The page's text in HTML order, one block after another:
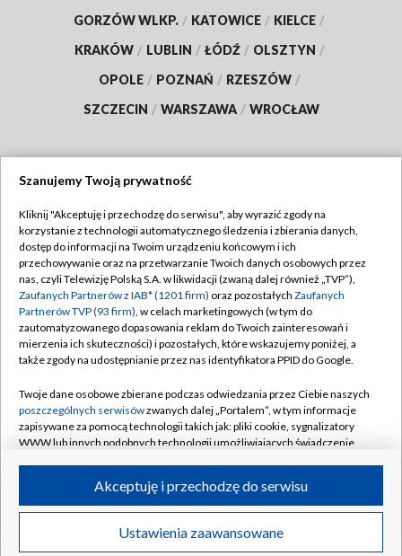
GORZÓW WLKP. / KATOWICE / KIELCE /
KRAKÓW / LUBLIN / ŁÓDŹ / OLSZTYN /
OPOLE / POZNAŃ / RZESZÓW /
SZCZECIN / WARSZAWA / WROCŁAW
TVP
Abonament TVP
Emisja w TVP
Centrum informacji TVP
Naziemna Telewizja Cyfrowa
Rada Programowa
System NOS
Informacje o nadawcy
Program dla prasy
Ogłoszenie przetargowe
Regulamin TVP
Polityka prywatności
Moje zgody
Pomoc
Kontakt
Kanały
©2026 Telewizja Polska S.A. w likwidacji
Szanujemy Twoją prywatność
Kliknij "Akceptuję i przechodzę do serwisu", aby wyrazić zgody na
korzystanie z technologii automatycznego śledzenia i zbierania danych,
dostęp do informacji na Twoim urządzeniu końcowym i ich
przechowywanie oraz na przetwarzanie Twoich danych osobowych przez
nas, czyli Telewizję Polską S.A. w likwidacji (zwaną dalej również „TVP”),
Zaufanych Partnerów z IAB* (1201 firm) oraz pozostałych Zaufanych
Partnerów TVP (93 firm), w celach marketingowych (w tym do
zautomatyzowanego dopasowania reklam do Twoich zainteresowań i
mierzenia ich skuteczności) i pozostałych, które wskazujemy poniżej, a
także zgody na udostępnianie przez nas identyfikatora PPID do Google.
Twoje dane osobowe zbierane podczas odwiedzania przez Ciebie naszych
poszczególnych serwisówzwanych dalej „Portalem”, w tym informacje
zapisywane za pomocą technologii takich jak: pliki cookie, sygnalizatory
WWW lub innych podobnych technologii umożliwiających świadczenie
ruchu w Internecie.
Twoje dane osobowe zbierane podczas odwiedzania przez Ciebie
poszczególnych serwisówna Portalu, takie jak adresy IP, identyfikatory
Ustawienia zaawansowane
Akceptuję i przechodzę do serwisu